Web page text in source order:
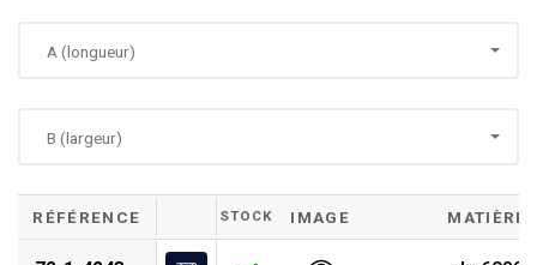
A (longueur)
B (largeur)
RÉFÉRENCE STOCK IMAGE MATIÈRE